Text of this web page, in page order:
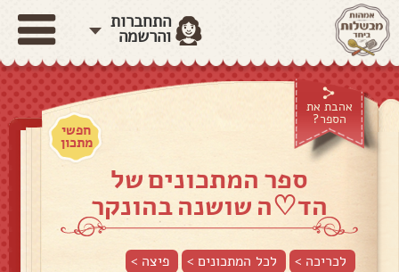
התחברות
והרשמה
אהבת את
הספר?
חפשי
מתכון
ספר המתכונים של
הד♡ה שושנה בהונקר
לכריכה > לכל המתכונים > פיצה >